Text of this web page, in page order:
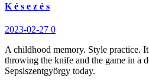
K é s e z é s
2023-02-27 0
A childhood memory. Style practice.
throwing the knife and the game in a
Sepsiszentgyörgy today.